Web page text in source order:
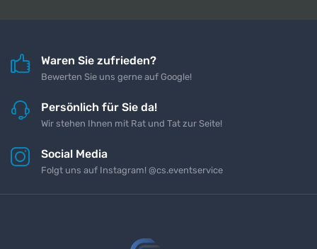
Waren Sie zufrieden?
Bewerten Sie uns gerne auf Google!
Persönlich für Sie da!
Wir stehen Ihnen mit Rat und Tat zur Seite!
Social Media
Folgt uns auf Instagram! @cs.eventservice